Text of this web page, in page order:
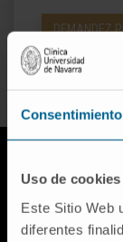
Consentimiento
Uso de cookies
Este Sitio Web
diferentes
DEMANDEZ